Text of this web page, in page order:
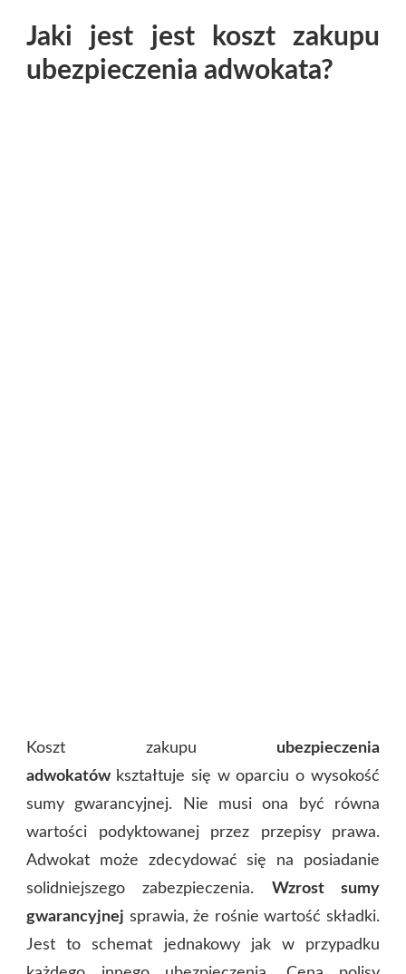
Jaki jest jest koszt zakupu
ubezpieczenia adwokata?
Koszt zakupu ubezpieczenia
adwokatów kształtuje się w oparciu o wysokość
sumy gwarancyjnej. Nie musi ona być równa
wartości podyktowanej przez przepisy prawa.
Adwokat może zdecydować się na posiadanie
solidniejszego zabezpieczenia. Wzrost sumy
gwarancyjnej sprawia, że rośnie wartość składki.
Jest to schemat jednakowy jak w przypadku